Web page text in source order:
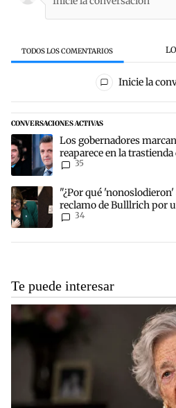
TODOS LOS COMENTARIOS
Todos los comentarios
Inicie la
CONVERSACIONES ACTIVAS
Este listado muestra los artículos
Un artículo de tendencia con el
Los gobernadores
reaparece en la
35
Un artículo de tendencia con el
"¿Por qué
reclamo de Bulllrich por
34